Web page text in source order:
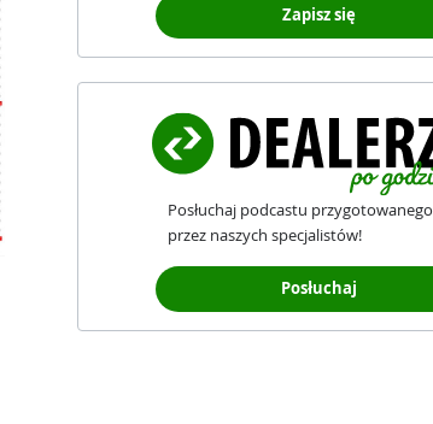
Zapisz się
Posłuchaj podcastu przygotowanego
przez naszych specjalistów!
Posłuchaj